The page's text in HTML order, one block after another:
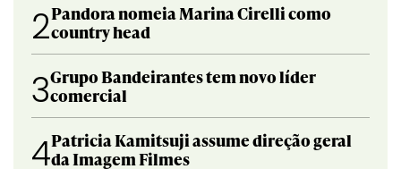
2Pandora nomeia Marina Cirelli como
country head
3Grupo Bandeirantes tem novo líder
comercial
4Patricia Kamitsuji assume direção geral
da Imagem Filmes